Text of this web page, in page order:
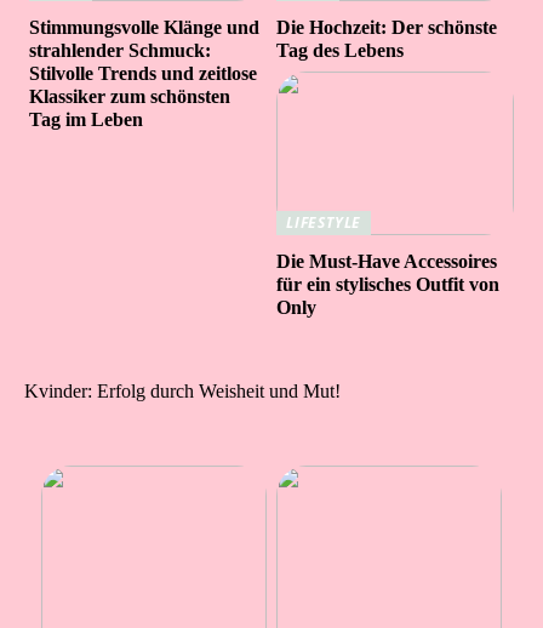
Stimmungsvolle Klänge und
strahlender Schmuck:
Stilvolle Trends und zeitlose
Klassiker zum schönsten
Tag im Leben
Die Hochzeit: Der schönste
Tag des Lebens
LIFESTYLE
Die Must-Have Accessoires
für ein stylisches Outfit von
Only
Kvinder: Erfolg durch Weisheit und Mut!